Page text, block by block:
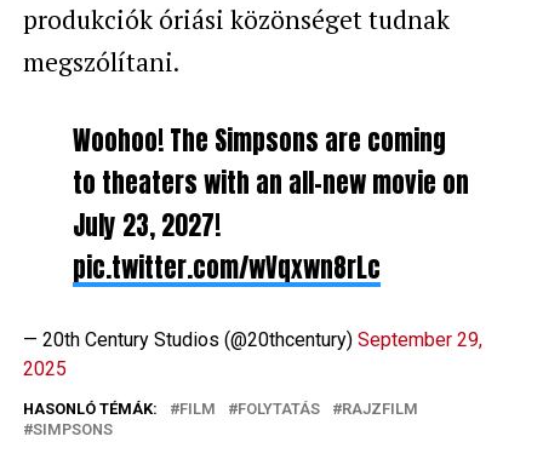
produkciók óriási közönséget tudnak
megszólítani.
Woohoo! The Simpsons are coming
to theaters with an all-new movie on
July 23, 2027!
pic.twitter.com/wVqxwn8rLc
— 20th Century Studios (@20thcentury) September 29,
2025
HASONLÓ TÉMÁK: FILM FOLYTATÁS
RAJZFILM
SIMPSONS